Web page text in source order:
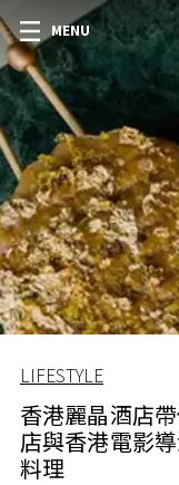
MENU
LIFESTYLE
香港麗晶酒店
店與香港電影
料理